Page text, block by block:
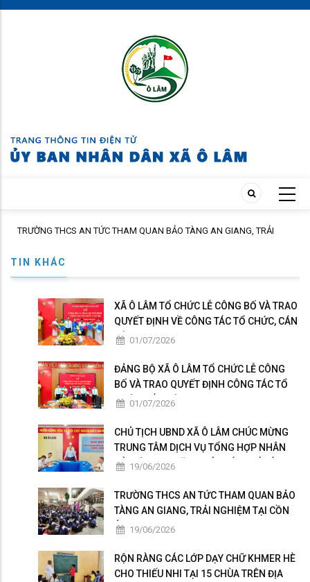
Skip
TRƯỜNG THCS AN TỨC THAM QUAN BẢO TÀNG AN GIANG, TRẢI
TIN KHÁC
XÃ Ô LÂM TỔ CHỨC LỄ CÔNG BỐ VÀ TRAO
QUYẾT ĐỊNH VỀ CÔNG TÁC TỔ CHỨC, CÁN
BỘ 01/07/2026
ĐẢNG BỘ XÃ Ô LÂM TỔ CHỨC LỄ CÔNG
BỐ VÀ TRAO QUYẾT ĐỊNH CÔNG TÁC TỔ
CHỨC, CÁN BỘ
01/07/2026
CHỦ TỊCH UBND XÃ Ô LÂM CHÚC MỪNG
TRUNG TÂM DỊCH VỤ TỔNG HỢP NHÂN
KỶ NIỆM 101 NĂM NGÀY BÁO CHÍ CÁCH
19/06/2026
TRƯỜNG THCS AN TỨC THAM QUAN BẢO
TÀNG AN GIANG, TRẢI NGHIỆM TẠI CỒN
ÉN 19/06/2026
RỘN RÀNG CÁC LỚP DẠY CHỮ KHMER HÈ
CHO THIẾU NHI TẠI 15 CHÙA TRÊN ĐỊA